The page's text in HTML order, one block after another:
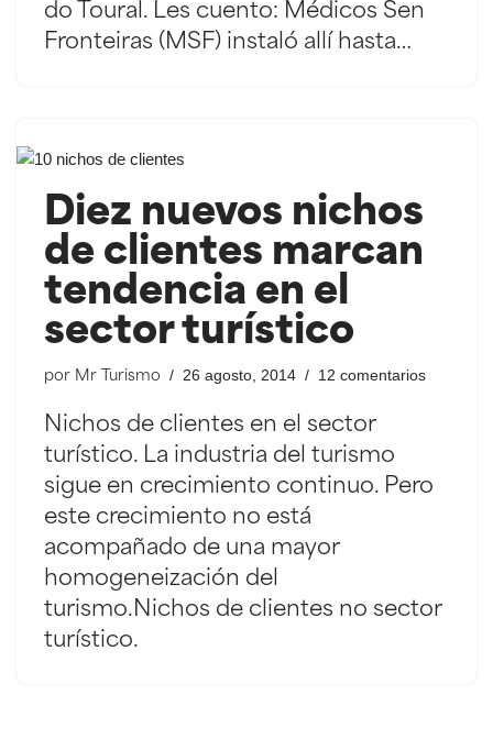
do Toural. Les cuento: Médicos Sen
Fronteiras (MSF) instaló allí hasta…
Diez nuevos nichos
de clientes marcan
tendencia en el
sector turístico
por Mr Turismo 26 agosto, 2014 12 comentarios
Nichos de clientes en el sector
turístico. La industria del turismo
sigue en crecimiento continuo. Pero
este crecimiento no está
acompañado de una mayor
homogeneización del
turismo.Nichos de clientes no sector
turístico.